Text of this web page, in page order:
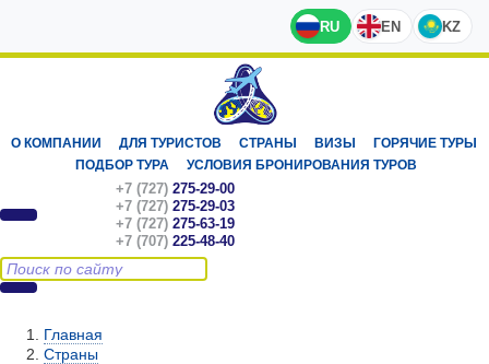
RU EN KZ
О КОМПАНИИ ДЛЯ ТУРИСТОВ СТРАНЫ ВИЗЫ
ГОРЯЧИЕ ТУРЫ
ПОДБОР ТУРА
УСЛОВИЯ БРОНИРОВАНИЯ ТУРОВ
+7 (727) 275-29-00
+7 (727) 275-29-03
+7 (727) 275-63-19
+7 (707) 225-48-40
Главная
Страны